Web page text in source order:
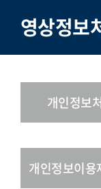
영상정보
개인정보
개인정보이용